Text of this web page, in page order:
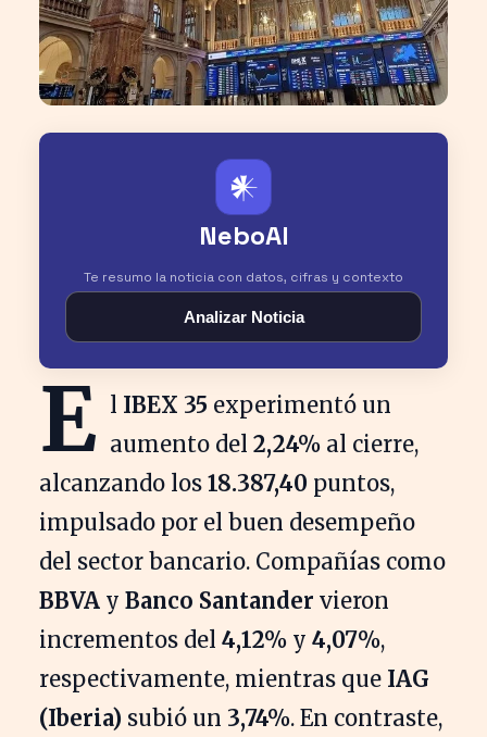
𒀭
NeboAI
Te resumo la noticia con datos, cifras y contexto
Analizar Noticia
E l IBEX 35 experimentó un
aumento del 2,24% al cierre,
alcanzando los 18.387,40 puntos,
impulsado por el buen desempeño
del sector bancario. Compañías como
BBVA y Banco Santander vieron
incrementos del 4,12% y 4,07%,
respectivamente, mientras que IAG
(Iberia) subió un 3,74%. En contraste,